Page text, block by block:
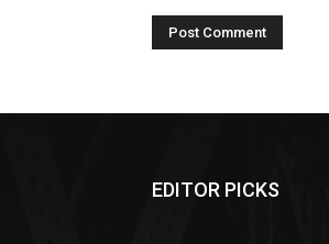
EDITOR PICKS